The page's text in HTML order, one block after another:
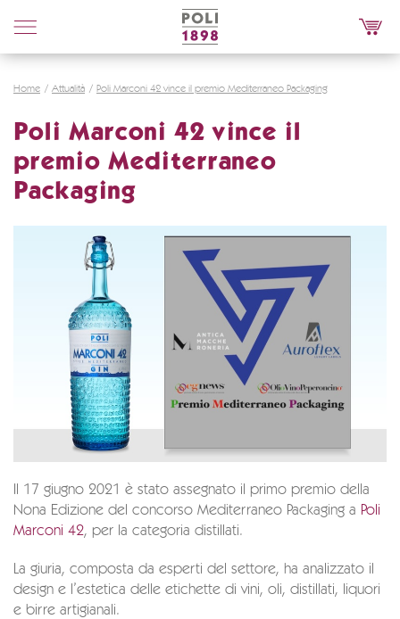
Poli
Distillerie
Home Attualità Poli Marconi 42 vince il premio Mediterraneo Packaging
Poli Marconi 42 vince il
premio Mediterraneo
Packaging
Il 17 giugno 2021 è stato assegnato il primo premio della
Nona Edizione del concorso Mediterraneo Packaging a Poli
Marconi 42, per la categoria distillati.
La giuria, composta da esperti del settore, ha analizzato il
design e l’estetica delle etichette di vini, oli, distillati, liquori
e birre artigianali.